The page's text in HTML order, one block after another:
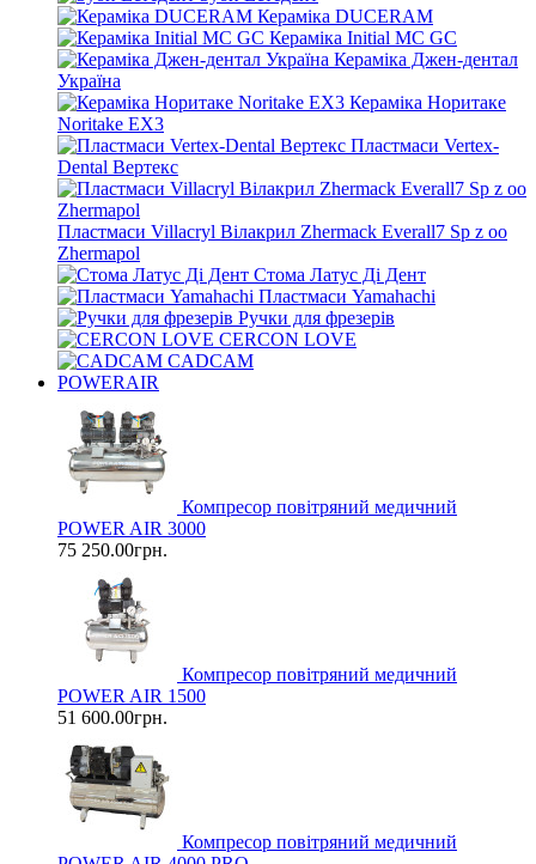
Кераміка DUCERAM
Кераміка Initial MC GC
Кераміка Джен-дентал
Україна
Кераміка Норитаке
Noritake EX3
Пластмаси Vertex-
Dental Вертекс
Пластмаси Villacryl Вілакрил Zhermack Everall7 Sp z oo
Zhermapol
Стома Латус Ді Дент
Пластмаси Yamahachi
Ручки для фрезерів
CERCON LOVE
CADCAM
POWERAIR
Компресор повітряний медичний
POWER AIR 3000
75 250.00грн.
Компресор повітряний медичний
POWER AIR 1500
51 600.00грн.
Компресор повітряний медичний